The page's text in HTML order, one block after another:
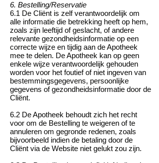
6. Bestelling/Reservatie
6.1 De Cliënt is zelf verantwoordelijk om
alle informatie die betrekking heeft op hem,
zoals zijn leeftijd of geslacht, of andere
relevante gezondheidsinformatie op een
correcte wijze en tijdig aan de Apotheek
mee te delen. De Apotheek kan op geen
enkele wijze verantwoordelijk gehouden
worden voor het foutief of niet ingeven van
bestemmingsgegevens, persoonlijke
gegevens of gezondheidsinformatie door de
Cliënt.
6.2 De Apotheek behoudt zich het recht
voor om de Bestelling te weigeren of te
annuleren om gegronde redenen, zoals
bijvoorbeeld indien de betaling door de
Cliënt via de Website niet gelukt zou zijn.